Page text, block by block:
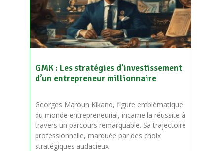
GMK : Les stratégies d’investissement
d’un entrepreneur millionnaire
Georges Maroun Kikano, figure emblématique
du monde entrepreneurial, incarne la réussite à
travers un parcours remarquable. Sa trajectoire
professionnelle, marquée par des choix
stratégiques audacieux